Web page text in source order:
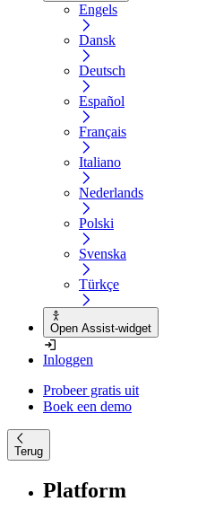
Engels
Dansk
Deutsch
Español
Français
Italiano
Nederlands
Polski
Svenska
Türkçe
Open Assist-widget
Inloggen
Probeer gratis uit
Boek een demo
Terug
Platform